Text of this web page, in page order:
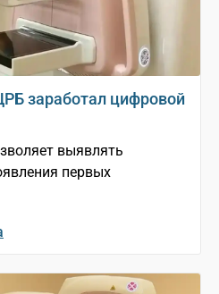
заработал цифровой
выявлять
первых